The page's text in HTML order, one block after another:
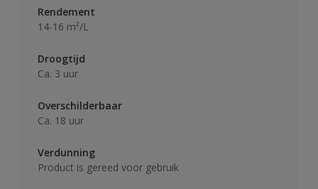
Rendement
14-16 m²/L
Droogtijd
Ca. 3 uur
Overschilderbaar
Ca. 18 uur
Verdunning
Product is gereed voor gebruik